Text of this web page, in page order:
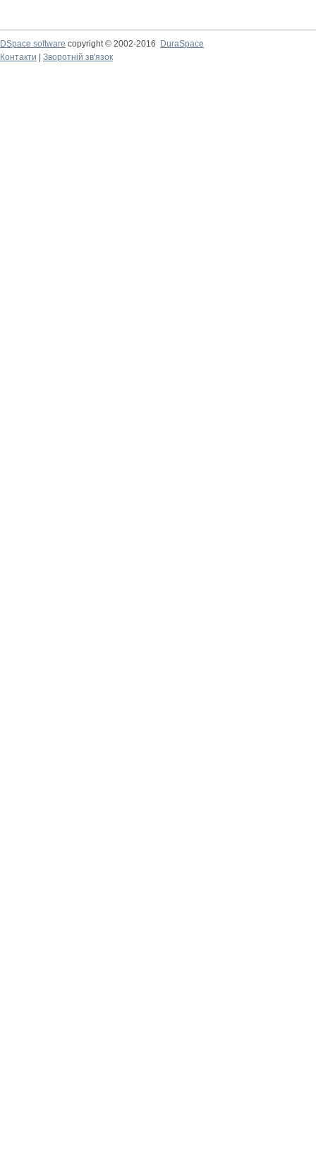
DSpace software copyright © 2002-2016
DuraSpace
Контакти
Зворотній зв'язок